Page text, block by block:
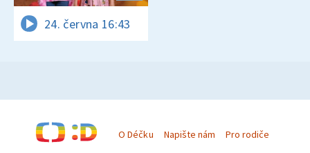
24. června 16:43
O Déčku Napište nám Pro rodiče